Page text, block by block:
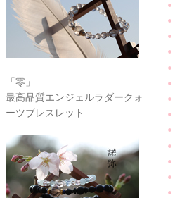
「零」
最高品質エンジェルラダークォ
ーツブレスレット